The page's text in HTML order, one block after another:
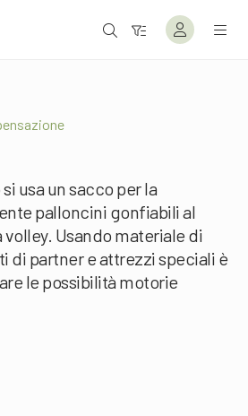
usa un sacco per la
palloncini gonfiabili al
Usando materiale di
di partner e attrezzi speciali è
le possibilità motorie